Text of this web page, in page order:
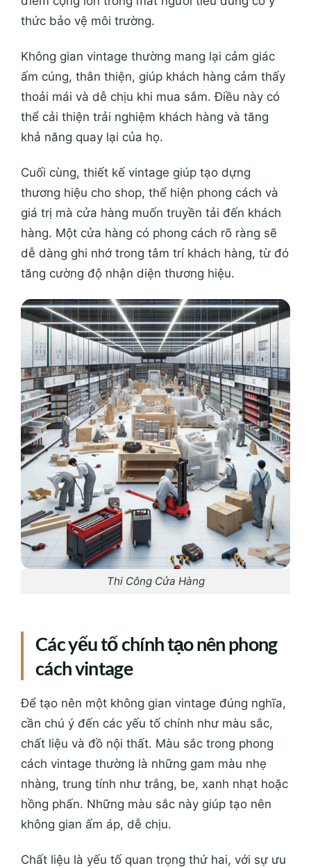
thức bảo vệ môi trường.
Không gian vintage thường mang lại cảm giác
ấm cúng, thân thiện, giúp khách hàng cảm thấy
thoải mái và dễ chịu khi mua sắm. Điều này có
thể cải thiện trải nghiệm khách hàng và tăng
khả năng quay lại của họ.
Cuối cùng, thiết kế vintage giúp tạo dựng
thương hiệu cho shop, thể hiện phong cách và
giá trị mà cửa hàng muốn truyền tải đến khách
hàng. Một cửa hàng có phong cách rõ ràng sẽ
dễ dàng ghi nhớ trong tâm trí khách hàng, từ đó
tăng cường độ nhận diện thương hiệu.
Thi Công Cửa Hàng
Các yếu tố chính tạo nên phong
cách vintage
Để tạo nên một không gian vintage đúng nghĩa,
cần chú ý đến các yếu tố chính như màu sắc,
chất liệu và đồ nội thất. Màu sắc trong phong
cách vintage thường là những gam màu nhẹ
nhàng, trung tính như trắng, be, xanh nhạt hoặc
hồng phấn. Những màu sắc này giúp tạo nên
không gian ấm áp, dễ chịu.
Chất liệu là yếu tố quan trọng thứ hai, với sự ưu